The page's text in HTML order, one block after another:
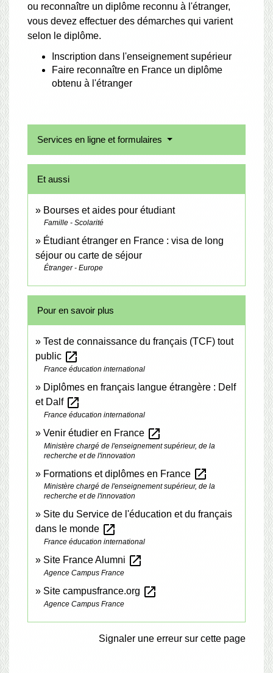
ou reconnaître un diplôme reconnu à l'étranger,
vous devez effectuer des démarches qui varient
selon le diplôme.
Inscription dans l'enseignement supérieur
Faire reconnaître en France un diplôme
obtenu à l'étranger
Services en ligne et formulaires
Et aussi
Bourses et aides pour étudiant
Famille - Scolarité
Étudiant étranger en France : visa de long
séjour ou carte de séjour
Étranger - Europe
Pour en savoir plus
Test de connaissance du français (TCF) tout
public open_in_new
France éducation international
Diplômes en français langue étrangère : Delf
et Dalf open_in_new
France éducation international
Venir étudier en France open_in_new
Ministère chargé de l'enseignement supérieur, de la
recherche et de l'innovation
Formations et diplômes en France open_in_new
Ministère chargé de l'enseignement supérieur, de la
recherche et de l'innovation
Site du Service de l'éducation et du français
dans le monde open_in_new
France éducation international
Site France Alumni open_in_new
Agence Campus France
Site campusfrance.org open_in_new
Agence Campus France
Signaler une erreur sur cette page